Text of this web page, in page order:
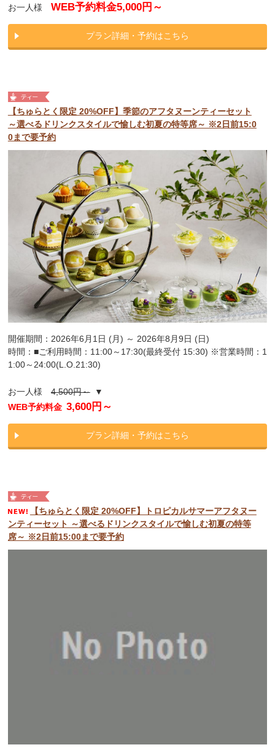
お一人様 WEB予約料金5,000円～
プラン詳細・予約はこちら
【ちゅらとく限定 20%OFF】季節のアフタヌーンティーセット
～選べるドリンクスタイルで愉しむ初夏の特等席～ ※2日前15:0
0まで要予約
開催期間：2026年6月1日 (月) ～ 2026年8月9日 (日)
時間：■ご利用時間：11:00～17:30(最終受付 15:30) ※営業時間：1
1:00～24:00(L.O.21:30)
お一人様4,500円～▼
WEB予約料金 3,600円～
プラン詳細・予約はこちら
【ちゅらとく限定 20%OFF】トロピカルサマーアフタヌー
ンティーセット ～選べるドリンクスタイルで愉しむ初夏の特等
席～ ※2日前15:00まで要予約